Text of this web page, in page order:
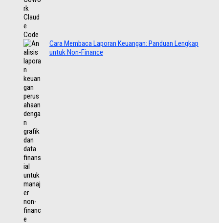
Cara Membaca Laporan Keuangan: Panduan Lengkap
untuk Non-Finance